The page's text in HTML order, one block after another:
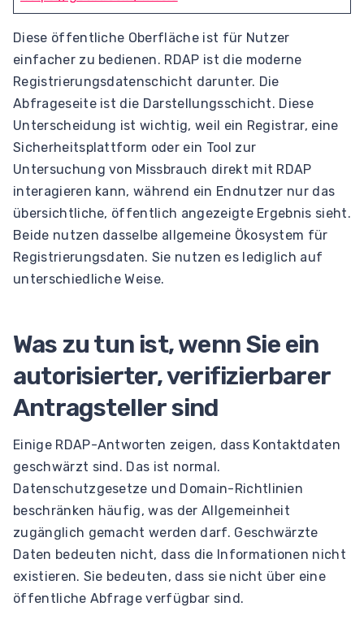
Diese öffentliche Oberfläche ist für Nutzer
einfacher zu bedienen. RDAP ist die moderne
Registrierungsdatenschicht darunter. Die
Abfrageseite ist die Darstellungsschicht. Diese
Unterscheidung ist wichtig, weil ein Registrar, eine
Sicherheitsplattform oder ein Tool zur
Untersuchung von Missbrauch direkt mit RDAP
interagieren kann, während ein Endnutzer nur das
übersichtliche, öffentlich angezeigte Ergebnis sieht.
Beide nutzen dasselbe allgemeine Ökosystem für
Registrierungsdaten. Sie nutzen es lediglich auf
unterschiedliche Weise.
Was zu tun ist, wenn Sie ein
autorisierter, verifizierbarer
Antragsteller sind
Einige RDAP-Antworten zeigen, dass Kontaktdaten
geschwärzt sind. Das ist normal.
Datenschutzgesetze und Domain-Richtlinien
beschränken häufig, was der Allgemeinheit
zugänglich gemacht werden darf. Geschwärzte
Daten bedeuten nicht, dass die Informationen nicht
existieren. Sie bedeuten, dass sie nicht über eine
öffentliche Abfrage verfügbar sind.